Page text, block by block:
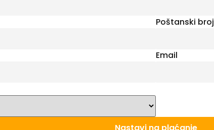
Poštanski broj
Email
Nastavi na plaćanje